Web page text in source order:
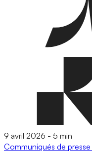
9 avril 2026 - 5 min
Communiqués de presse